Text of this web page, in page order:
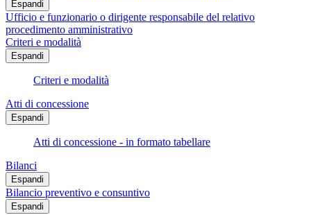
Espandi
Ufficio e funzionario o dirigente responsabile del relativo
procedimento amministrativo
Criteri e modalità
Espandi
Criteri e modalità
Atti di concessione
Espandi
Atti di concessione - in formato tabellare
Bilanci
Espandi
Bilancio preventivo e consuntivo
Espandi